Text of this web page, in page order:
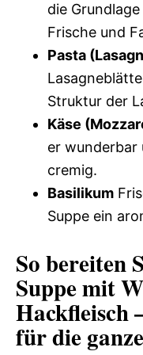
die
Frische und
Pasta
Struktur der
Käse
er wunderbar
cremig.
Basilikum
Suppe ein
So bereiten
Suppe mit
Hackfleisch
für die